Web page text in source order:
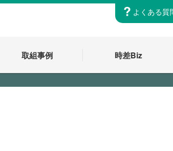
よくある質
取組事例 時差Biz